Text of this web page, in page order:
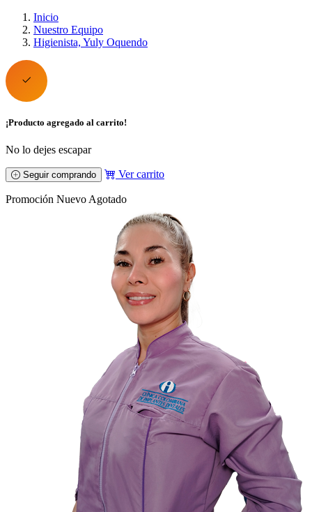
Inicio
Nuestro Equipo
Higienista, Yuly Oquendo
¡Producto agregado al carrito!
No lo dejes escapar
Seguir comprando Ver carrito
Promoción Nuevo Agotado